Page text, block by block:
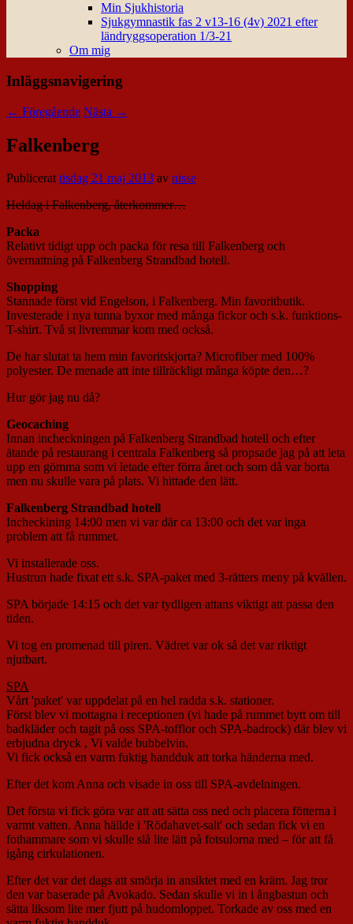
Min Sjukhistoria
Sjukgymnastik fas 2 v13-16 (4v) 2021 efter
ländryggsoperation 1/3-21
Om mig
Inläggsnavigering
← Föregående Nästa →
Falkenberg
Publicerattisdag 21 maj 2013 av nisse
Heldag i Falkenberg, återkommer…
Packa
Relativt tidigt upp och packa för resa till Falkenberg och
övernattning på Falkenberg Strandbad hotell.
Shopping
Stannade först vid Engelson, i Falkenberg. Min favoritbutik.
Investerade i nya tunna byxor med många fickor och s.k. funktions-
T-shirt. Två st livremmar kom med också.
De har slutat ta hem min favoritskjorta? Microfiber med 100%
polyester. De menade att inte tillräckligt många köpte den…?
Hur gör jag nu då?
Geocaching
Innan incheckningen på Falkenberg Strandbad hotell och efter
ätande på restaurang i centrala Falkenberg så propsade jag på att leta
upp en gömma som vi letade efter förra året och som då var borta
men nu skulle vara på plats. Vi hittade den lätt.
Falkenberg Strandbad hotell
Incheckining 14:00 men vi var där ca 13:00 och det var inga
problem att få rummet.
Vi installerade oss.
Hustrun hade fixat ett s.k. SPA-paket med 3-rätters meny på kvällen.
SPA började 14:15 och det var tydligen attans viktigt att passa den
tiden.
Vi tog en promenad till piren. Vädret var ok så det var riktigt
njutbart.
SPA
Vårt 'paket' var uppdelat på en hel radda s.k. stationer.
Först blev vi mottagna i receptionen (vi hade på rummet bytt om till
badkläder och tagit på oss SPA-tofflor och SPA-badrock) där blev vi
erbjudna dryck , Vi valde bubbelvin.
Vi fick också en varm fuktig handduk att torka händerna med.
Efter det kom Anna och visade in oss till SPA-avdelningen.
Det första vi fick göra var att att sätta oss ned och placera fötterna i
varmt vatten. Anna hällde i 'Rödahavet-salt' och sedan fick vi en
fothammare som vi skulle slå lite lätt på fotsulorna med – för att få
igång cirkulationen.
Efter det var det dags att smörja in ansiktet med en kräm. Jag tror
den var baserade på Avokado. Sedan skulle vi in i ångbastun och
sätta liksom lite mer fjutt på hudomloppet. Torkade av oss med en